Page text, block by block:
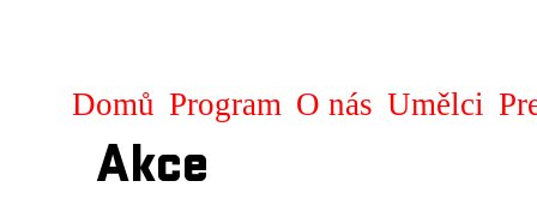
Domů Program O nás Umělci
Akce